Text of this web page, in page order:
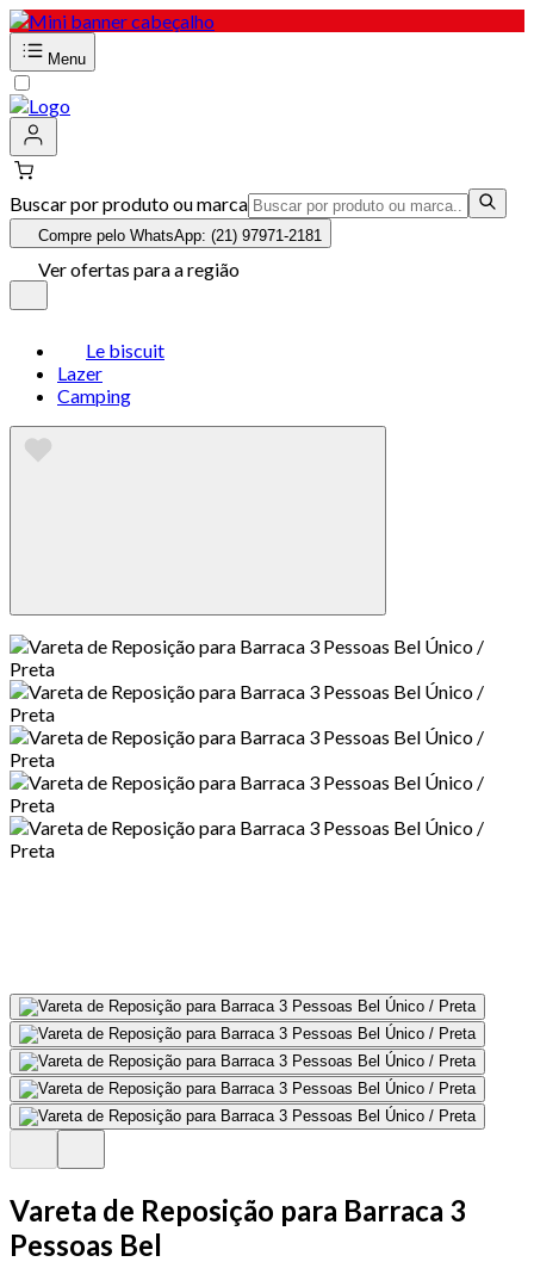
Menu
Buscar por produto ou marca
Compre pelo WhatsApp: (21) 97971-2181
Ver ofertas para a região
Le biscuit
Lazer
Camping
Vareta de Reposição para Barraca 3
Pessoas Bel